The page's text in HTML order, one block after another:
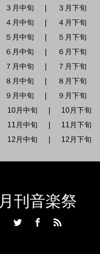
３月中旬
３月下旬
４月中旬
４月下旬
５月中旬
５月下旬
６月中旬
６月下旬
７月中旬
７月下旬
８月中旬
８月下旬
９月中旬
９月下旬
10月中旬
10月下旬
11月中旬
11月下旬
12月中旬 12月下旬
月刊音楽祭